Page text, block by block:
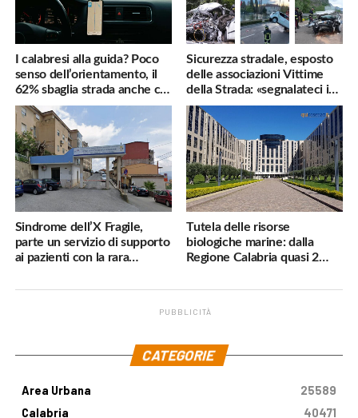
I calabresi alla guida? Poco
senso dell’orientamento, il
62% sbaglia strada anche col
navigatore
Sicurezza stradale, esposto
delle associazioni Vittime
della Strada: «segnalateci i
pericoli, interverremo
subito»
Sindrome dell’X Fragile,
parte un servizio di supporto
ai pazienti con la rara
Tutela delle risorse
biologiche marine: dalla
Regione Calabria quasi 2
PUBBLICITÀ
CATEGORIE
Area Urbana
25589
Calabria
40471